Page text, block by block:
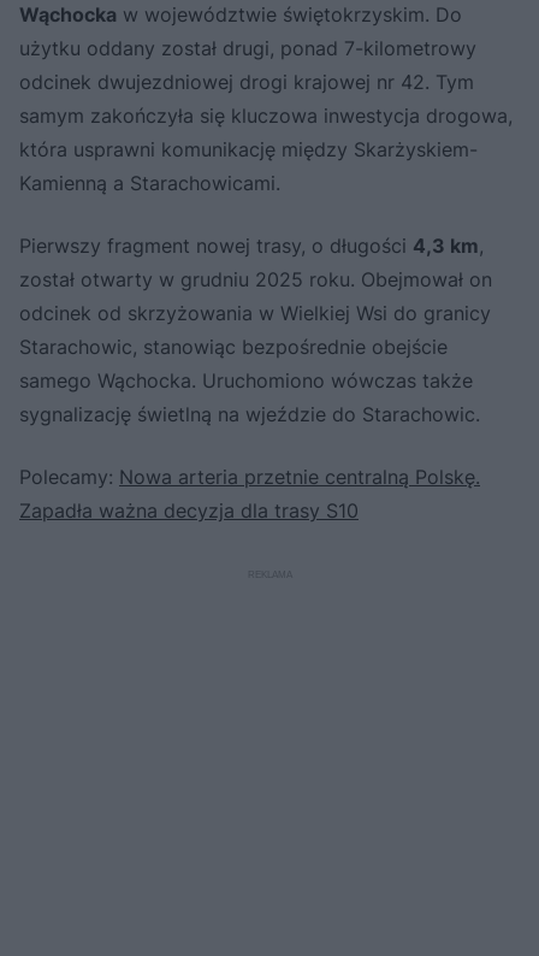
Wąchocka w województwie świętokrzyskim. Do
użytku oddany został drugi, ponad 7-kilometrowy
odcinek dwujezdniowej drogi krajowej nr 42. Tym
samym zakończyła się kluczowa inwestycja drogowa,
która usprawni komunikację między Skarżyskiem-
Kamienną a Starachowicami.
Pierwszy fragment nowej trasy, o długości 4,3 km,
został otwarty w grudniu 2025 roku. Obejmował on
odcinek od skrzyżowania w Wielkiej Wsi do granicy
Starachowic, stanowiąc bezpośrednie obejście
samego Wąchocka. Uruchomiono wówczas także
sygnalizację świetlną na wjeździe do Starachowic.
Polecamy: Nowa arteria przetnie centralną Polskę.
Zapadła ważna decyzja dla trasy S10